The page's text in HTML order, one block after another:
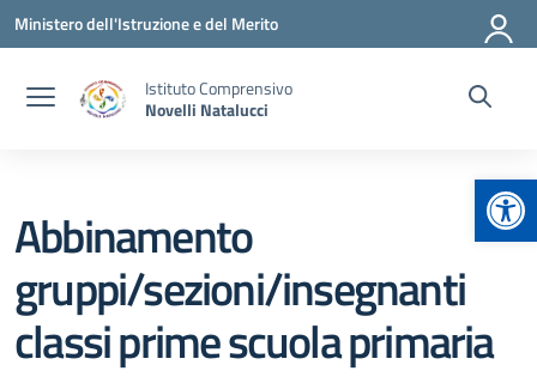
Vai ai contenuti
Vai al menu di navigazione
Vai al footer
Ministero dell'Istruzione e del Merito
Istituto Comprensivo
Novelli Natalucci
Abbinamento
gruppi/sezioni/insegnanti
classi prime scuola primaria